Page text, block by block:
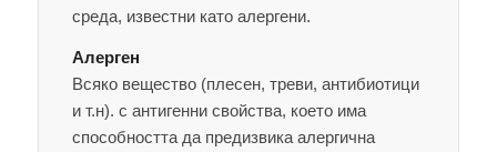
среда, известни като алергени.
Алерген
Всяко вещество (плесен, треви, антибиотици
и т.н). с антигенни свойства, което има
способността да предизвика алергична